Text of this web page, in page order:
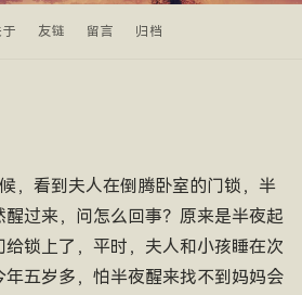
友链 留言 归档
，看到夫人在倒腾卧室的门锁，半
过来，问怎么回事？原来是半夜起
锁上了，平时，夫人和小孩睡在次
年五岁多，怕半夜醒来找不到妈妈会